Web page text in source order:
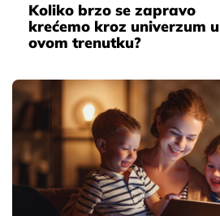
Koliko brzo se zapravo
krećemo kroz univerzum u
ovom trenutku?